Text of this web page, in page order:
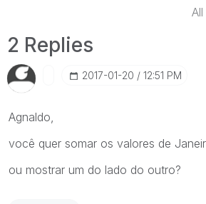
2 Replies
‎2017-01-20 12:51 PM
Agnaldo,
você quer somar os valores de
ou mostrar um do lado do outro?